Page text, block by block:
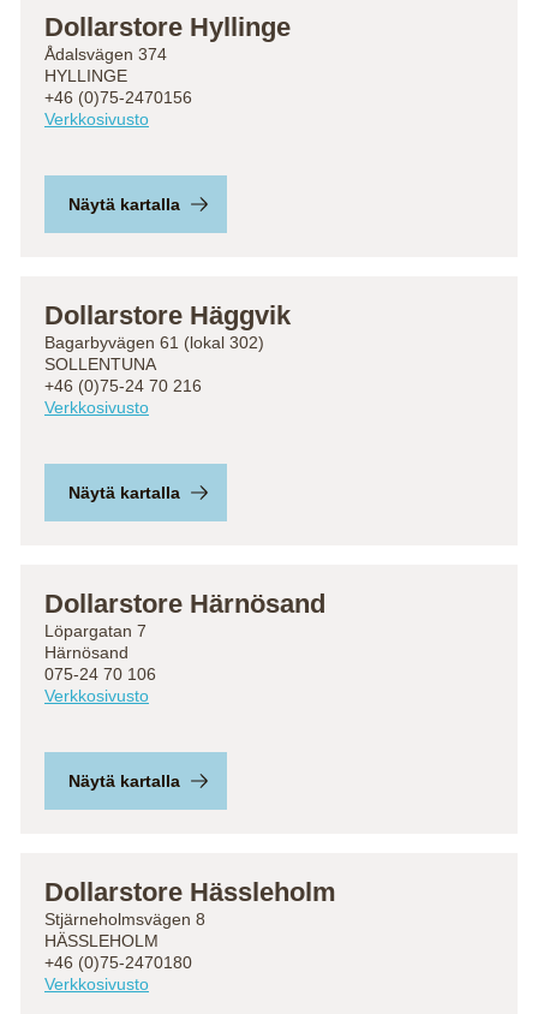
Dollarstore Hyllinge
Ådalsvägen 374
HYLLINGE
+46 (0)75-2470156
Verkkosivusto
Näytä kartalla
Dollarstore Häggvik
Bagarbyvägen 61 (lokal 302)
SOLLENTUNA
+46 (0)75-24 70 216
Verkkosivusto
Näytä kartalla
Dollarstore Härnösand
Löpargatan 7
Härnösand
075-24 70 106
Verkkosivusto
Näytä kartalla
Dollarstore Hässleholm
Stjärneholmsvägen 8
HÄSSLEHOLM
+46 (0)75-2470180
Verkkosivusto